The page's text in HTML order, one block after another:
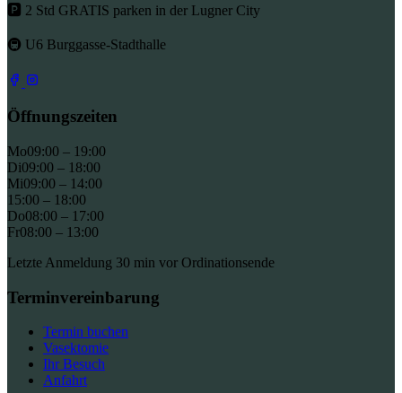
🅿 2 Std GRATIS parken in der Lugner City
🚇 U6 Burggasse-Stadthalle
Öffnungszeiten
Mo09:00 – 19:00
Di09:00 – 18:00
Mi09:00 – 14:00
15:00 – 18:00
Do08:00 – 17:00
Fr08:00 – 13:00
Letzte Anmeldung 30 min vor Ordinationsende
Terminvereinbarung
Termin buchen
Vasektomie
Ihr Besuch
Anfahrt